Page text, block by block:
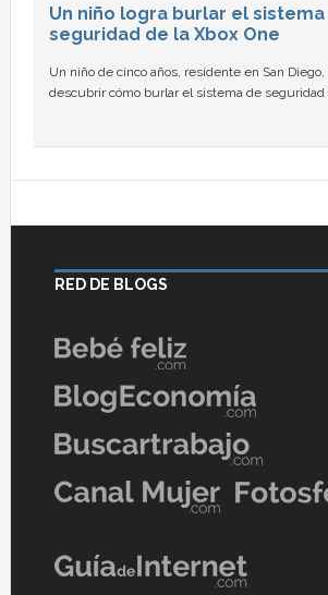
Un niño logra burlar el sistema
seguridad de la Xbox One
Un niño de cinco años, residente en San Diego,
descubrir cómo burlar el sistema de seguridad
RED DE BLOGS